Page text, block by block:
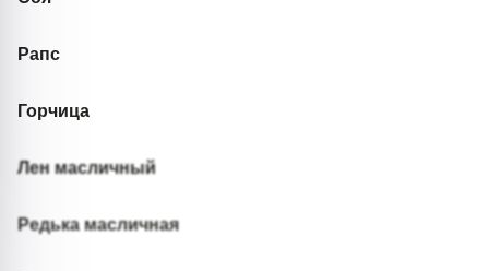
Рапс
Горчица
Лен масличный
Редька масличная